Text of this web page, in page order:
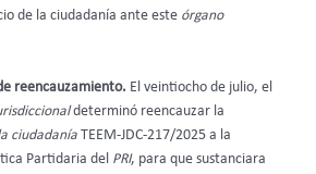
de la ciudadanía ante este órgano
reencauzamiento. El veintiocho de julio, el
determinó reencauzar la
ciudadanía TEEM-JDC-217/2025 a la
Partidaria del PRI, para que sustanciara